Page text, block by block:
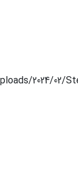
2024/02/